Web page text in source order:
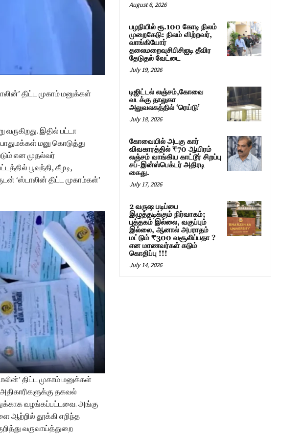
திட்ட முகாம் மனுக்கள்
வருகிறது. இதில் பட்டா
மனு கொடுத்து
என முதல்வர்
பூவந்தி, கீழடி,
‘ஸ்டாலின் திட்ட முகாம்கள்’
திட்ட முகாம் மனுக்கள்
தகவல்
வழங்கப்பட்டவை. அங்கு
ஆற்றில் தூக்கி எறிந்த
வருவாய்த்துறை
August 6, 2026
பழநியில் ரூ.100 கோடி நிலம்
முறைகேடு: நிலம் விற்றவர்,
வாங்கியோர்
தலைமறைவுசிபிசிஐடி தீவிர
தேடுதல் வேட்டை
July 19, 2026
டிஜிட்டல் லஞ்சம்,கோவை
வடக்கு தாலுகா
அலுவலகத்தில் ‘ரெய்டு’
July 18, 2026
கோவையில் அடகு கார்
விவகாரத்தில் ₹70 ஆயிரம்
லஞ்சம் வாங்கிய காட்டூர் சிறப்பு
சப்-இன்ஸ்பெக்டர் அதிரடி
கைது.
July 17, 2026
2 வருஷ படிப்பை
இழுத்தடிக்கும் நிர்வாகம்;
புத்தகம் இல்லை, வகுப்பும்
இல்லை, ஆனால் அபராதம்
மட்டும் ₹300 வசூலிப்பதா ?
என மாணவர்கள் கடும்
கொதிப்பு !!!
July 14, 2026